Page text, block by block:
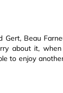
Beau
about it, when
to enjoy